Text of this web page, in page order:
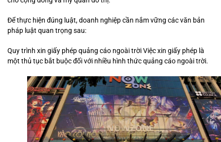
Để thực hiện đúng luật, doanh nghiệp cần nắm vững các văn bản
pháp luật quan trọng sau:
Quy trình xin giấy phép quảng cáo ngoài trời Việc xin giấy phép là
một thủ tục bắt buộc đối với nhiều hình thức quảng cáo ngoài trời.